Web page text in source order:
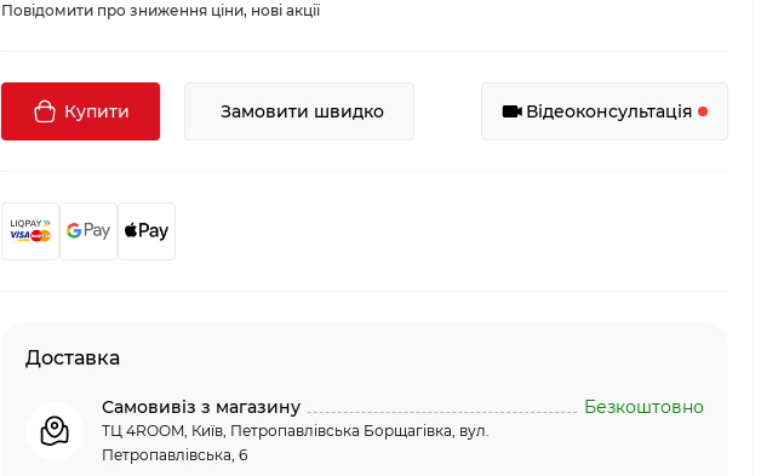
Повідомити про зниження ціни, нові акції
Купити Замовити швидко Відеоконсультація
Доставка
Самовивіз з магазину
ТЦ 4ROOM, Київ, Петропавлівська Борщагівка, вул.
Петропавлівська, 6
Безкоштовно